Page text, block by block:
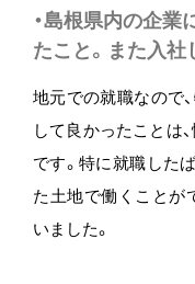
・島根県内の企
たこと。また入社
地元での就職なので
して良かったことは
です。特に就職した
た土地で働くことが
いました。